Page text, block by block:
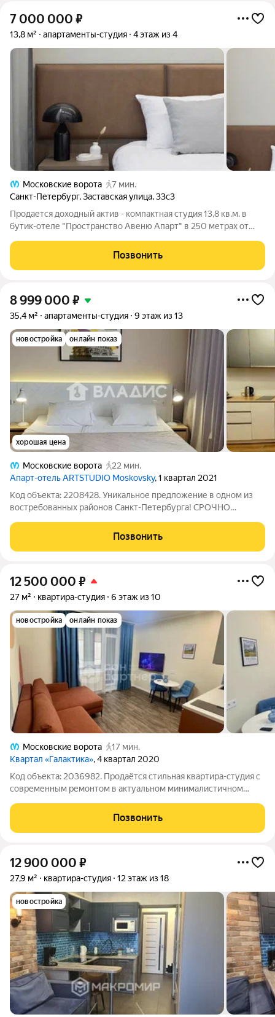
7 000 000 ₽
13,8 м² апартаменты-студия 4 этаж из 4
Московские ворота
7 мин.
Санкт-Петербург,Заставская улица,33с3
Продается доходный актив - компактная студия 13,8 кв.м. в
бутик-отеле "Пространство Авеню Апарт" в 250 метрах от
собственного проживания. Только 100% оплата. Апарт-отель
"Пространство Авеню Апарт"
Позвонить
8 999 000 ₽
35,4 м² апартаменты-студия 9 этаж из 13
новостройка онлайн показ
хорошая цена
Московские ворота
22 мин.
Апарт-отель ARTSTUDIO Moskovsky, 1 квартал 2021
Код объекта: 2208428. Уникальное предложение в одном из
востребованных районов Санкт-Петербурга! СРОЧНО
Moskovsky". Сейчас летом самый сезон для сдачи этих
прекрасных апартаментов. Купите и
Позвонить
12 500 000 ₽
27 м² квартира-студия 6 этаж из 10
новостройка онлайн показ
Московские ворота
17 мин.
Квартал «Галактика», 4 квартал 2020
Код объекта: 2036982. Продаётся стильная квартира-студия с
современным ремонтом в актуальном минималистичном
качественные материалы отделки, тёплые оттенки пола и
стильные чёрные акценты
Позвонить
12 900 000 ₽
27,9 м² квартира-студия 12 этаж из 18
новостройка